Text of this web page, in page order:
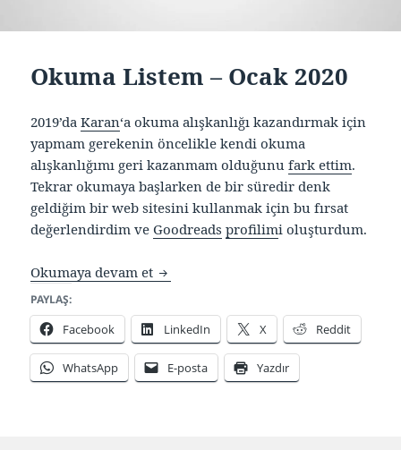
Okuma Listem – Ocak 2020
2019’daKaran‘a okuma alışkanlığı kazandırmak için
yapmam gerekenin öncelikle kendi okuma
alışkanlığımı geri kazanmam olduğunufark ettim.
Tekrar okumaya başlarken de bir süredir denk
geldiğim bir web sitesini kullanmak için bu fırsat
değerlendirdim ve Goodreads profilimi oluşturdum.
Okumaya devam et Okuma Listem – Ocak 2020
PAYLAŞ:
Facebook LinkedIn X Reddit
WhatsApp E-posta Yazdır